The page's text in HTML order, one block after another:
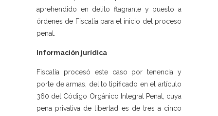
aprehendido en delito flagrante y puesto a
órdenes de Fiscalía para el inicio del proceso
penal.
Información jurídica
Fiscalía procesó este caso por tenencia y
porte de armas, delito tipificado en el artículo
360 del Código Orgánico Integral Penal, cuya
pena privativa de libertad es de tres a cinco